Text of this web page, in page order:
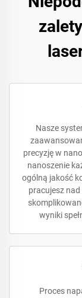
Nasze
precyzję w
nanoszenie
ogólną jakość
pracujesz
wyniki
Proces